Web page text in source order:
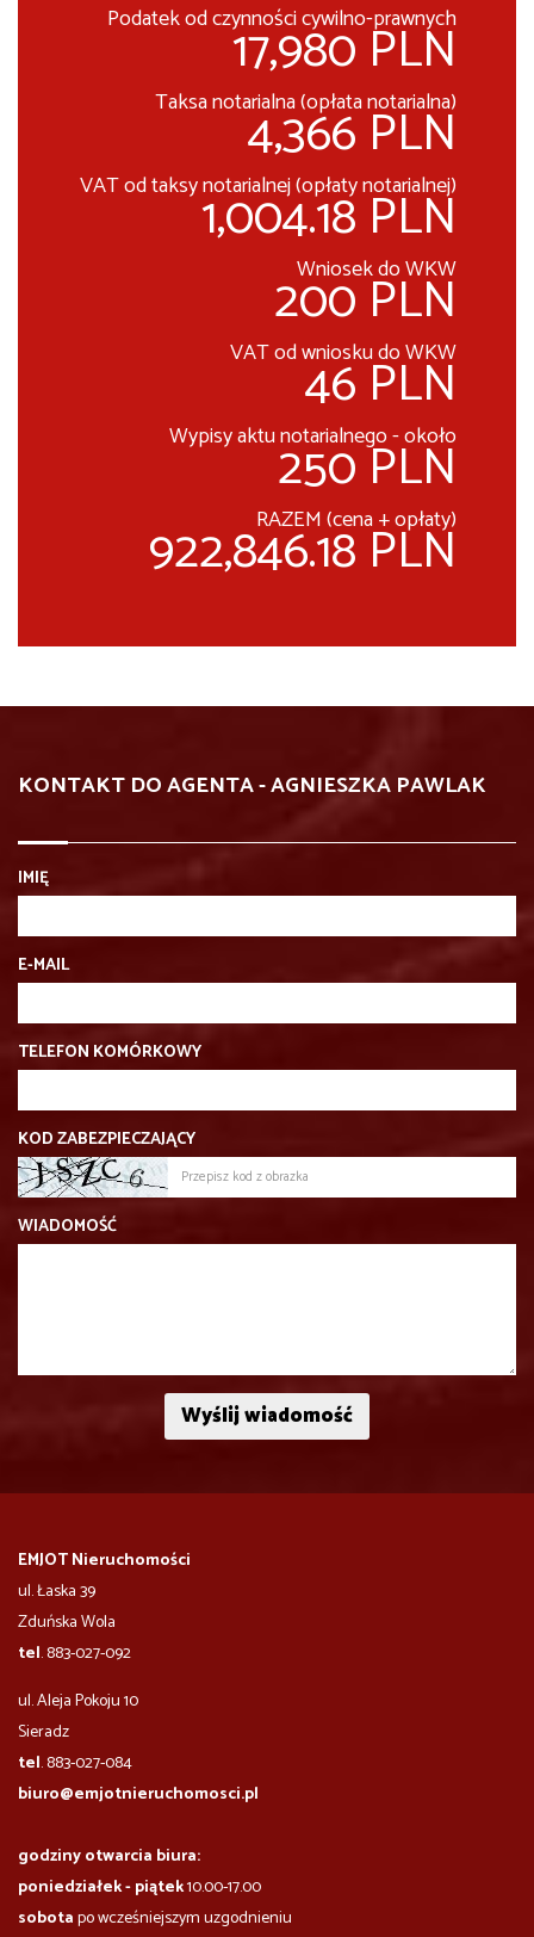
Podatek od czynności cywilno-prawnych
17,980 PLN
Taksa notarialna (opłata notarialna)
4,366 PLN
VAT od taksy notarialnej (opłaty notarialnej)
1,004.18 PLN
Wniosek do WKW
200 PLN
VAT od wniosku do WKW
46 PLN
Wypisy aktu notarialnego - około
250 PLN
RAZEM (cena + opłaty)
922,846.18 PLN
KONTAKT DO AGENTA - AGNIESZKA PAWLAK
IMIĘ
E-MAIL
TELEFON KOMÓRKOWY
KOD ZABEZPIECZAJĄCY
WIADOMOŚĆ
EMJOT Nieruchomości
ul. Łaska 39
Zduńska Wola
tel. 883-027-092
ul. Aleja Pokoju 10
​​​​​Sieradz
tel. 883-027-084
biuro@emjotnieruchomosci.pl
godziny otwarcia biura:
poniedziałek - piątek10.00-17.00
sobotapo wcześniejszym uzgodnieniu